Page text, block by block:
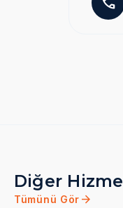
Diğer
Tümünü Gör arrow_forward